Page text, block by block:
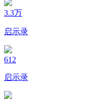
3.3万
启示录
612
启示录